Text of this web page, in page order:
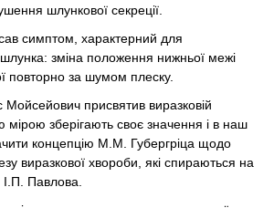
шлункової секреції.
симптом, характерний для
зміна положення нижньої межі
повторно за шумом плеску.
присвятив виразковій
мірою зберігають своє значення і в наш
концепцію М.М. Губергріца щодо
виразкової хвороби, які спираються на
І.П. Павлова.